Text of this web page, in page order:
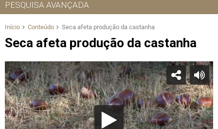
PESQUISA AVANÇADA
Início Conteúdo Seca afeta produção da castanha
Seca afeta produção da castanha